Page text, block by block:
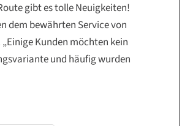
gibt es tolle Neuigkeiten!
dem bewährten Service von
Kunden möchten kein
und häufig wurden